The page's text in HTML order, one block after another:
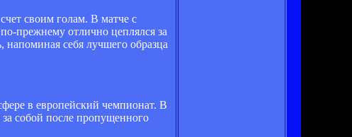
своим голам. В матче с
прежнему отлично цеплялся за
себя лучшего образца
в европейский чемпионат. В
собой после пропущенного